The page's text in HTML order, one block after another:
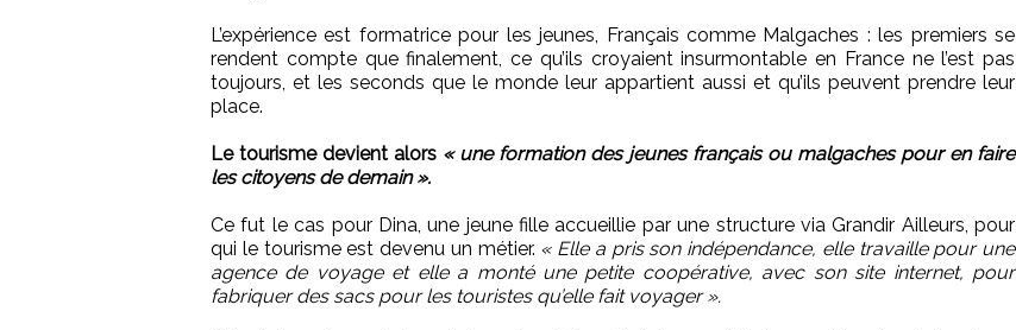
L’expérience est formatrice pour les jeunes, Français comme Malgaches : les premiers se
rendent compte que finalement, ce qu’ils croyaient insurmontable en France ne l’est pas
toujours, et les seconds que le monde leur appartient aussi et qu’ils peuvent prendre leur
place.
Le tourisme devient alors « une formation des jeunes français ou malgaches pour en faire
les citoyens de demain ».
Ce fut le cas pour Dina, une jeune fille accueillie par une structure via Grandir Ailleurs, pour
qui le tourisme est devenu un métier. « Elle a pris son indépendance, elle travaille pour une
agence de voyage et elle a monté une petite coopérative, avec son site internet, pour
fabriquer des sacs pour les touristes qu’elle fait voyager ».